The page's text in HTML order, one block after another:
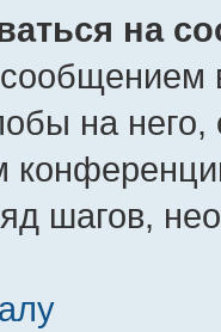
на
на
шагов,